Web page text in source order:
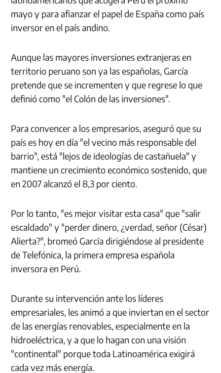
mayo y para afianzar el papel de España como país
inversor en el país andino.
Aunque las mayores inversiones extranjeras en
territorio peruano son ya las españolas, García
pretende que se incrementen y que regrese lo que
definió como "el Colón de las inversiones".
Para convencer a los empresarios, aseguró que su
país es hoy en día "el vecino más responsable del
barrio", está "lejos de ideologías de castañuela" y
mantiene un crecimiento económico sostenido, que
en 2007 alcanzó el 8,3 por ciento.
Por lo tanto, "es mejor visitar esta casa" que "salir
escaldado" y "perder dinero, ¿verdad, señor (César)
Alierta?", bromeó García dirigiéndose al presidente
de Telefónica, la primera empresa española
inversora en Perú.
Durante su intervención ante los líderes
empresariales, les animó a que inviertan en el sector
de las energías renovables, especialmente en la
hidroeléctrica, y a que lo hagan con una visión
"continental" porque toda Latinoamérica exigirá
cada vez más energía.